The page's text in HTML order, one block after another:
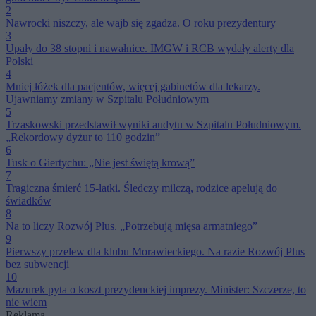
2
Nawrocki niszczy, ale wajb się zgadza. O roku prezydentury
3
Upały do 38 stopni i nawałnice. IMGW i RCB wydały alerty dla
Polski
4
Mniej łóżek dla pacjentów, więcej gabinetów dla lekarzy.
Ujawniamy zmiany w Szpitalu Południowym
5
Trzaskowski przedstawił wyniki audytu w Szpitalu Południowym.
„Rekordowy dyżur to 110 godzin”
6
Tusk o Giertychu: „Nie jest świętą krową”
7
Tragiczna śmierć 15-latki. Śledczy milczą, rodzice apelują do
świadków
8
Na to liczy Rozwój Plus. „Potrzebują mięsa armatniego”
9
Pierwszy przelew dla klubu Morawieckiego. Na razie Rozwój Plus
bez subwencji
10
Mazurek pyta o koszt prezydenckiej imprezy. Minister: Szczerze, to
nie wiem